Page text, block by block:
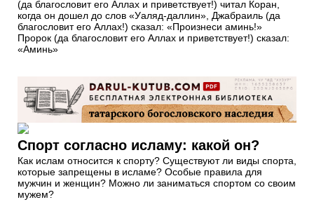
(да благословит его Аллах и приветствует!) читал Коран,
когда он дошел до слов «Уаляд-даллин», Джабраиль (да
благословит его Аллах!) сказал: «Произнеси аминь!»
Пророк (да благословит его Аллах и приветствует!) сказал:
«Аминь»
Спорт согласно исламу: какой он?
Как ислам относится к спорту? Существуют ли виды спорта,
которые запрещены в исламе? Особые правила для
мужчин и женщин? Можно ли заниматься спортом со своим
мужем?